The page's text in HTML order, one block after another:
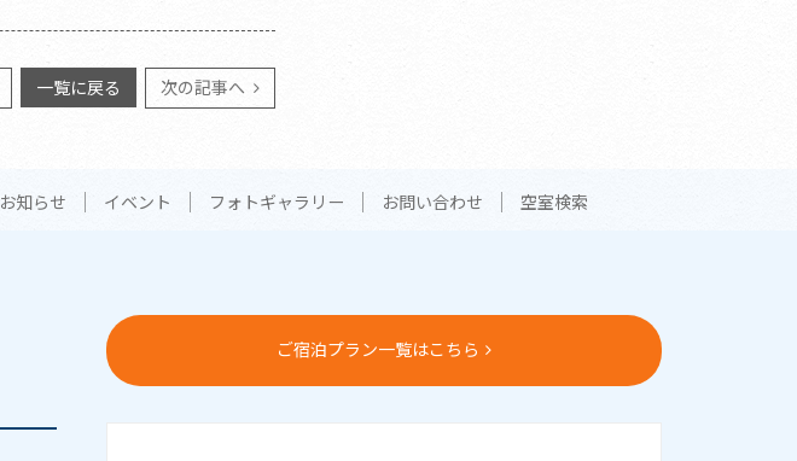
一覧に戻る 次の記事へ
お知らせ イベント フォトギャラリー お問い合わせ 空室検索
ご宿泊プラン一覧はこちら